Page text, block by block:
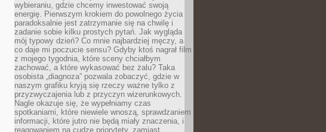
wybieraniu, gdzie chcemy inwestować swoją
energię. Pierwszym krokiem do powolnego życia
paradoksalnie jest zatrzymanie się na chwilę i
zadanie sobie kilku prostych pytań. Jak wygląda
mój typowy dzień? Co mnie najbardziej męczy, a
co daje mi poczucie sensu? Gdyby ktoś nagrał film
z mojego tygodnia, które sceny chciałbym
zachować, a które wykasować bez żalu? Taka
osobista „diagnoza” pozwala zobaczyć, gdzie w
naszym grafiku kryją się rzeczy ważne tylko z
przyzwyczajenia lub z przyczyn wizerunkowych.
Nagle okazuje się, że wypełniamy czas
spotkaniami, które niewiele wnoszą, sprawdzaniem
informacji, które jutro nie będą miały znaczenia, i
reagowaniem na cudze priorytety, zamiast